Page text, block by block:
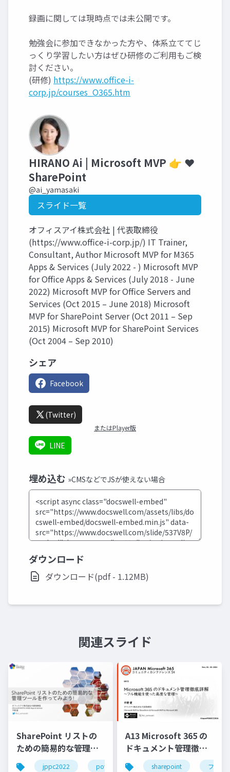
録画に関しては現時点では未公開です。
勉強会に参加できなかった方や、体系立ててじ
っくり学習したい方はぜひ研修のご利用もご検
討ください。
(研修) https://www.office-i-
corp.jp/courses_O365.htm
HIRANO Ai | Microsoft MVP 👉 ❤️
SharePoint
@ai_yamasaki
スライド一覧
オフィスアイ株式会社 | 代表取締役
(https://www.office-i-corp.jp/) IT Trainer,
Consultant, Author Microsoft MVP for M365
Apps & Services (July 2022 - ) Microsoft MVP
for Office Apps & Services (July 2018 - June
2022) Microsoft MVP for Office Servers and
Services (Oct 2015 – June 2018) Microsoft
MVP for SharePoint Server (Oct 2011 – Sep
2015) Microsoft MVP for SharePoint Services
(Oct 2004 – Sep 2010)
シェア
Facebook
(Twitter)
またはPlayer版
LINE
埋め込む »CMSなどでJSが使えない場合
ダウンロード
ダウンロード(pdf - 1.12MB)
関連スライド
SharePoint リストの
ための簡易的な管理ツ
ールを作ってみよう!
jppc2022 power automate sharepoint
A13 Microsoft 365 の
ドキュメント管理徹底
詳解 - フル機能を使っ
sharepoint ファイ